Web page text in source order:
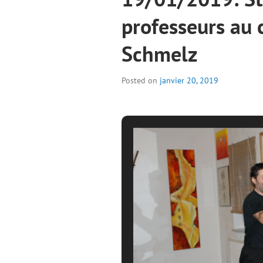
professeurs au
Schmelz
Posted on janvier 20, 2019